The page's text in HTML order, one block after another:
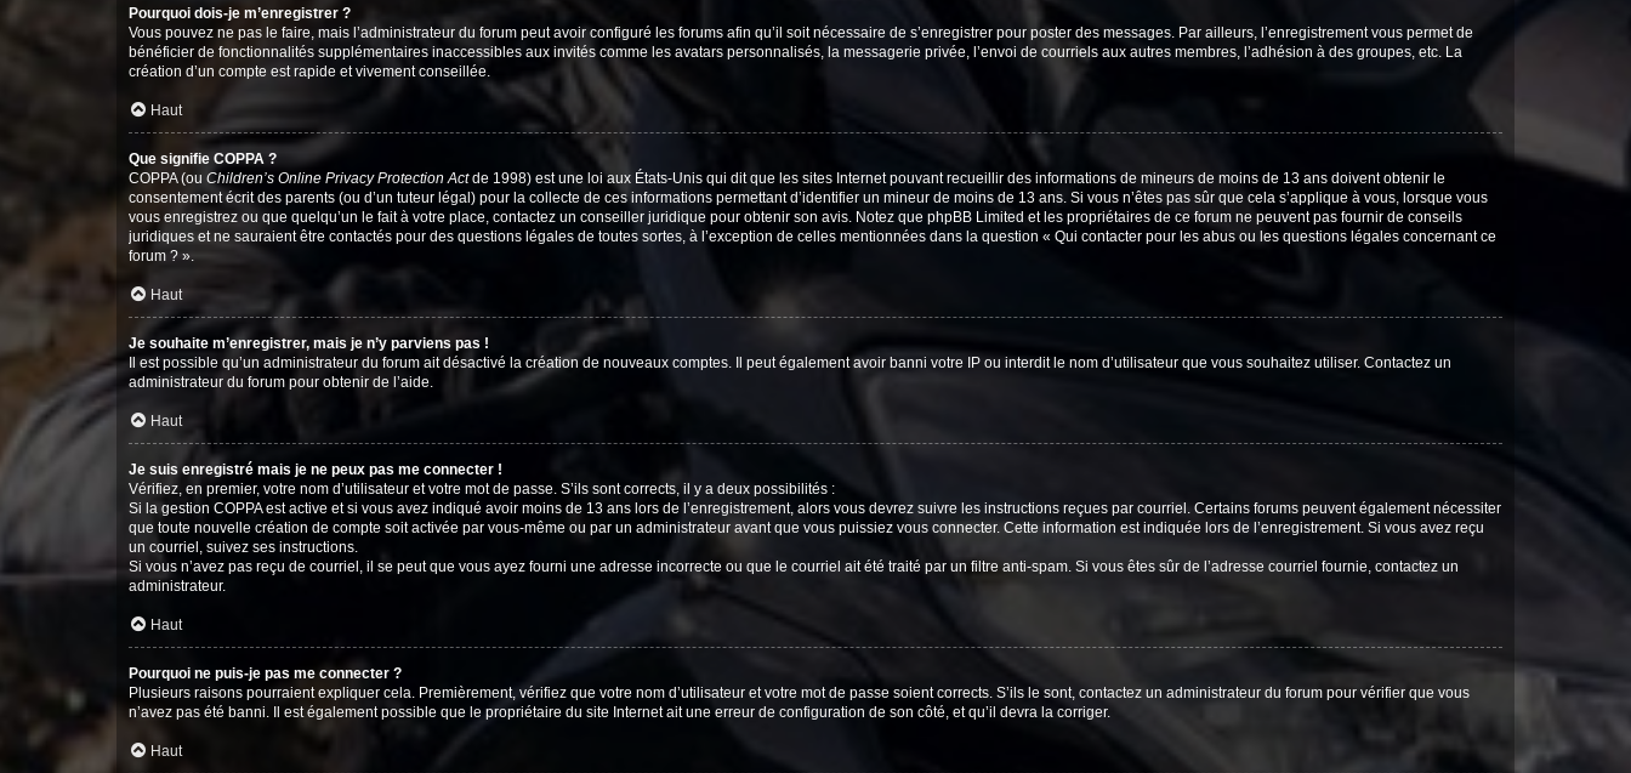
Pourquoi dois-je m’enregistrer ?
Vous pouvez ne pas le faire, mais l’administrateur du forum peut avoir configuré les forums afin qu’il soit nécessaire de s’enregistrer pour poster des messages. Par ailleurs, l’enregistrement vous permet de
bénéficier de fonctionnalités supplémentaires inaccessibles aux invités comme les avatars personnalisés, la messagerie privée, l’envoi de courriels aux autres membres, l’adhésion à des groupes, etc. La
création d’un compte est rapide et vivement conseillée.
Haut
Que signifie COPPA ?
COPPA (ou Children’s Online Privacy Protection Actde 1998) est une loi aux États-Unis qui dit que les sites Internet pouvant recueillir des informations de mineurs de moins de 13 ans doivent obtenir le
consentement écrit des parents (ou d’un tuteur légal) pour la collecte de ces informations permettant d’identifier un mineur de moins de 13 ans. Si vous n’êtes pas sûr que cela s’applique à vous, lorsque vous
vous enregistrez ou que quelqu’un le fait à votre place, contactez un conseiller juridique pour obtenir son avis. Notez que phpBB Limited et les propriétaires de ce forum ne peuvent pas fournir de conseils
juridiques et ne sauraient être contactés pour des questions légales de toutes sortes, à l’exception de celles mentionnées dans la question « Qui contacter pour les abus ou les questions légales concernant ce
forum ? ».
Haut
Je souhaite m’enregistrer, mais je n’y parviens pas !
Il est possible qu’un administrateur du forum ait désactivé la création de nouveaux comptes. Il peut également avoir banni votre IP ou interdit le nom d’utilisateur que vous souhaitez utiliser. Contactez un
administrateur du forum pour obtenir de l’aide.
Haut
Je suis enregistré mais je ne peux pas me connecter !
Vérifiez, en premier, votre nom d’utilisateur et votre mot de passe. S’ils sont corrects, il y a deux possibilités :
Si la gestion COPPA est active et si vous avez indiqué avoir moins de 13 ans lors de l’enregistrement, alors vous devrez suivre les instructions reçues par courriel. Certains forums peuvent également nécessiter
que toute nouvelle création de compte soit activée par vous-même ou par un administrateur avant que vous puissiez vous connecter. Cette information est indiquée lors de l’enregistrement. Si vous avez reçu
un courriel, suivez ses instructions.
Si vous n’avez pas reçu de courriel, il se peut que vous ayez fourni une adresse incorrecte ou que le courriel ait été traité par un filtre anti-spam. Si vous êtes sûr de l’adresse courriel fournie, contactez un
administrateur.
Haut
Pourquoi ne puis-je pas me connecter ?
Plusieurs raisons pourraient expliquer cela. Premièrement, vérifiez que votre nom d’utilisateur et votre mot de passe soient corrects. S’ils le sont, contactez un administrateur du forum pour vérifier que vous
n’avez pas été banni. Il est également possible que le propriétaire du site Internet ait une erreur de configuration de son côté, et qu’il devra la corriger.
Haut